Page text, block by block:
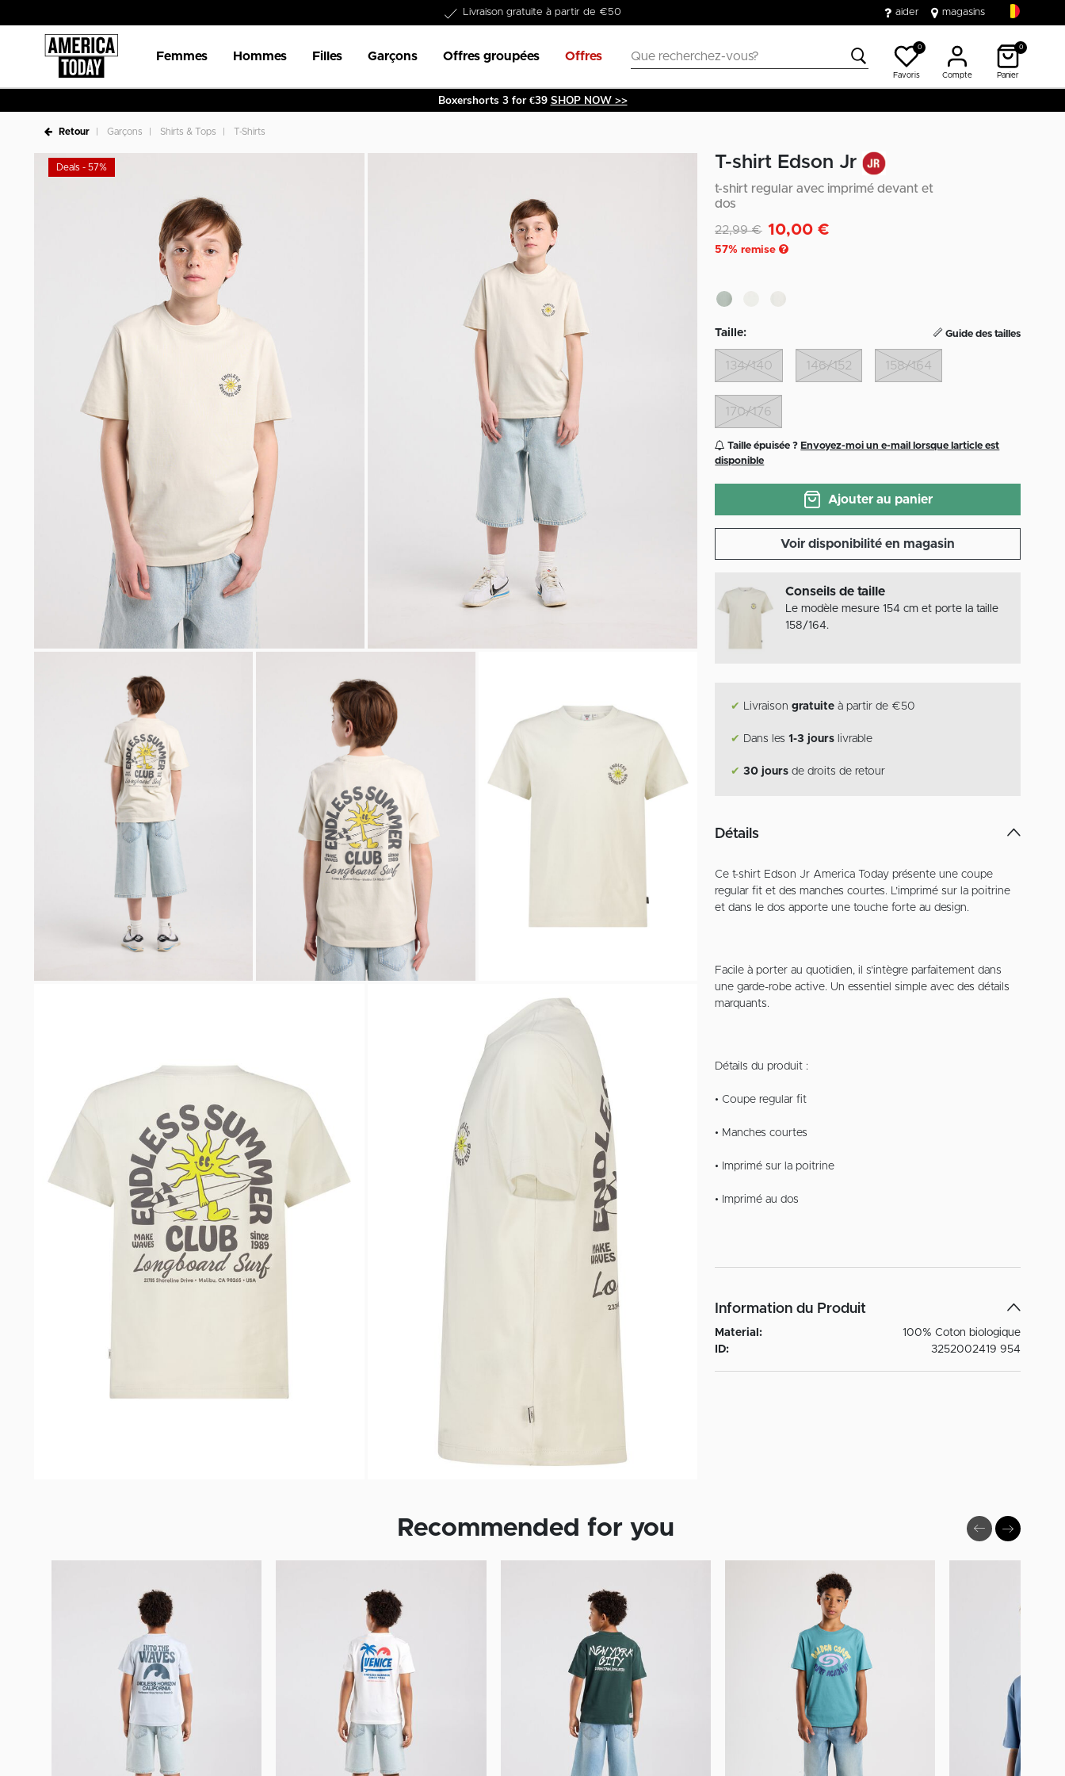
Dans les 1-3 jours livrable aider magasins
Femmes Hommes Filles Garçons Offres groupées Offres
0
Favoris Compte
0
Panier
Boxershorts 3 for €39 SHOP NOW >>
Retour Garçons Shirts & Tops T-Shirts
Deals - 57% T-shirt Edson Jr
t-shirt regular avec imprimé devant et
dos
Remise de
22,99 €à 10,00 €
57% remise
Taille: Guide des tailles
134/140 146/152 158/164
170/176
Taille épuisée ? Envoyez-moi un e-mail lorsque larticle est
disponible
Ajouter au panier
Voir disponibilité en magasin
Conseils de taille
Le modèle mesure 154 cm et porte la taille
158/164.
✔ Livraisongratuite à partir de €50
✔ Dans les1-3 jours livrable
✔ 30 jours de droits de retour
Détails
Ce t-shirt Edson Jr America Today présente une coupe
regular fit et des manches courtes. L’imprimé sur la poitrine
et dans le dos apporte une touche forte au design.
Facile à porter au quotidien, il s’intègre parfaitement dans
une garde-robe active. Un essentiel simple avec des détails
marquants.
Détails du produit :
• Coupe regular fit
• Manches courtes
• Imprimé sur la poitrine
• Imprimé au dos
Information du Produit
Material:
100% Coton biologique
ID:
3252002419 954
Recommended for you